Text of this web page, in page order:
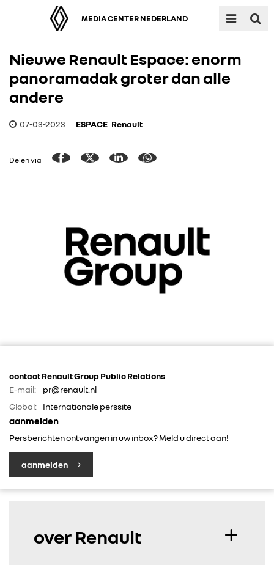
MEDIA CENTER NEDERLAND
RENAULT
DACIA
ALPINE
Nieuwe Renault Espace: enorm
panoramadak groter dan alle
andere
07-03-2023 ESPACE Renault
Delen via
contact Renault Group Public Relations
E-mail:
pr@renault.nl
Global:
Internationale perssite
aanmelden
Persberichten ontvangen in uw inbox? Meld u direct aan!
aanmelden
over Renault